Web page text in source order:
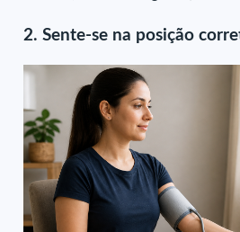
2. Sente-se na posição